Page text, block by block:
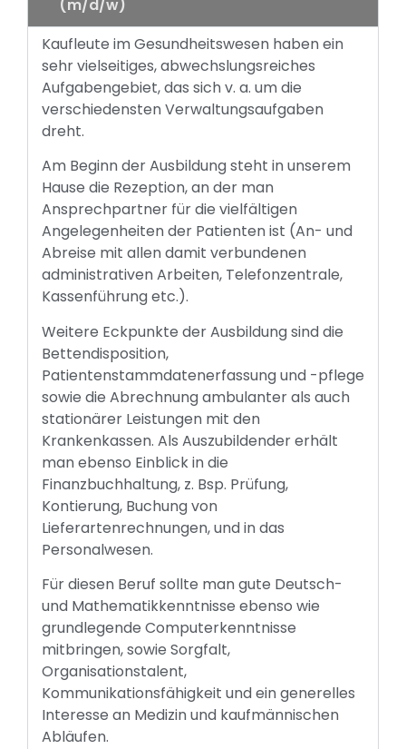
(m/d/w)
Kaufleute im Gesundheitswesen haben ein
sehr vielseitiges, abwechslungsreiches
Aufgabengebiet, das sich v. a. um die
verschiedensten Verwaltungsaufgaben
dreht.
Am Beginn der Ausbildung steht in unserem
Hause die Rezeption, an der man
Ansprechpartner für die vielfältigen
Angelegenheiten der Patienten ist (An- und
Abreise mit allen damit verbundenen
administrativen Arbeiten, Telefonzentrale,
Kassenführung etc.).
Weitere Eckpunkte der Ausbildung sind die
Bettendisposition,
Patientenstammdatenerfassung und -pflege
sowie die Abrechnung ambulanter als auch
stationärer Leistungen mit den
Krankenkassen. Als Auszubildender erhält
man ebenso Einblick in die
Finanzbuchhaltung, z. Bsp. Prüfung,
Kontierung, Buchung von
Lieferartenrechnungen, und in das
Personalwesen.
Für diesen Beruf sollte man gute Deutsch-
und Mathematikkenntnisse ebenso wie
grundlegende Computerkenntnisse
mitbringen, sowie Sorgfalt,
Organisationstalent,
Kommunikationsfähigkeit und ein generelles
Interesse an Medizin und kaufmännischen
Abläufen.